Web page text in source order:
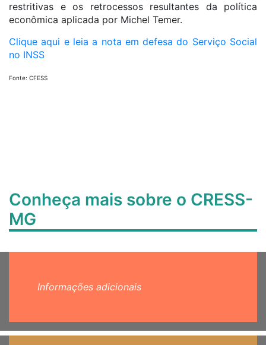
restritivas e os retrocessos resultantes da política
econômica aplicada por Michel Temer.
Clique aqui e leia a nota em defesa do Serviço Social
no INSS
Fonte: CFESS
Conheça mais sobre o CRESS-
MG
Informações adicionais